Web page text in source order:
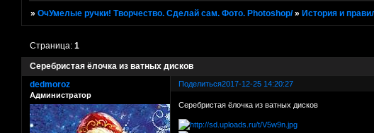
»ОчУмелые ручки! Творчество. Сделай сам. Фото. Photoshop/ » История и
Серебристая ёлочка из ватных дисков
Страница:1
Поделиться2017-12-25 14:20:27
dedmoroz
Администратор
Серебристая ёлочка из ватных дисков